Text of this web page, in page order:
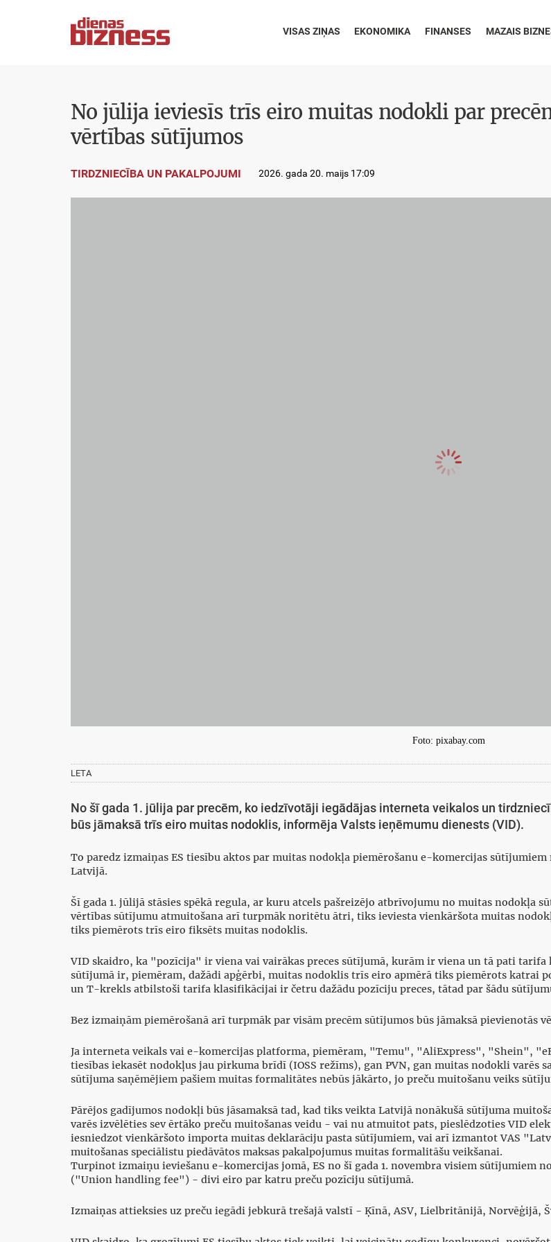
VISAS ZIŅAS EKONOMIKA FINANSES MAZAIS
No jūlija ieviesīs trīs eiro muitas nodokli par
vērtības sūtījumos
TIRDZNIECĪBA UN PAKALPOJUMI 2026. gada 20. maijs 17:09
Foto: pixabay.com
LETA
No šī gada 1. jūlija par precēm, ko iedzīvotāji iegādājas interneta veikalos un
būs jāmaksā trīs eiro muitas nodoklis, informēja Valsts ieņēmumu dienests (VID).
To paredz izmaiņas ES tiesību aktos par muitas nodokļa piemērošanu e-komercijas
Latvijā.
Šī gada 1. jūlijā stāsies spēkā regula, ar kuru atcels pašreizējo atbrīvojumu no muitas nodokļa
vērtības sūtījumu atmuitošana arī turpmāk noritētu ātri, tiks ieviesta vienkāršota muitas
tiks piemērots trīs eiro fiksēts muitas nodoklis.
VID skaidro, ka "pozīcija" ir viena vai vairākas preces sūtījumā, kurām ir viena un tā pati tarifa
sūtījumā ir, piemēram, dažādi apģērbi, muitas nodoklis trīs eiro apmērā tiks piemērots katrai
un T-krekls atbilstoši tarifa klasifikācijai ir četru dažādu pozīciju preces, tātad par šādu
Bez izmaiņām piemērošanā arī turpmāk par visām precēm sūtījumos būs jāmaksā pievienotās
Ja interneta veikals vai e-komercijas platforma, piemēram, "Temu", "AliExpress", "Shein",
tiesības iekasēt nodokļus jau pirkuma brīdī (IOSS režīms), gan PVN, gan muitas nodokli varēs
sūtījuma saņēmējiem pašiem muitas formalitātes nebūs jākārto, jo preču muitošanu veiks
Pārējos gadījumos nodokļi būs jāsamaksā tad, kad tiks veikta Latvijā nonākušā sūtījuma
varēs izvēlēties sev ērtāko preču muitošanas veidu - vai nu atmuitot pats, pieslēdzoties VID
iesniedzot vienkāršoto importa muitas deklarāciju pasta sūtījumiem, vai arī izmantot VAS
muitošanas speciālistu piedāvātos maksas pakalpojumus muitas formalitāšu veikšanai.
Turpinot izmaiņu ieviešanu e-komercijas jomā, ES no šī gada 1. novembra visiem sūtījumiem
("Union handling fee") - divi eiro par katru preču pozīciju sūtījumā.
Izmaiņas attieksies uz preču iegādi jebkurā trešajā valstī - Ķīnā, ASV, Lielbritānijā, Norvēģijā,